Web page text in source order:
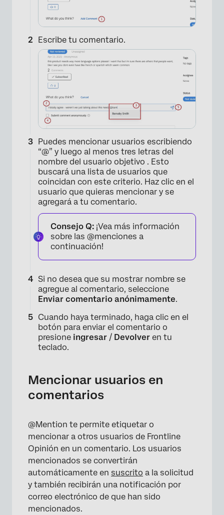
×
×
Escribe tu comentario.
Puedes mencionar usuarios escribiendo
“@” y luego al menos tres letras del
nombre del usuario objetivo . Esto
buscará una lista de usuarios que
coincidan con este criterio. Haz clic en el
usuario que quieras mencionar y se
agregará a tu comentario.
Consejo Q: ¡Vea más información
sobre las @menciones a
continuación!
Si no desea que su mostrar nombre se
agregue al comentario, seleccione
Enviar comentario anónimamente.
Cuando haya terminado, haga clic en el
botón para enviar el comentario o
presione ingresar / Devolver en tu
teclado.
Mencionar usuarios en
comentarios
@Mention te permite etiquetar o
mencionar a otros usuarios de Frontline
Opinión en un comentario. Los usuarios
mencionados se convertirán
automáticamente en suscrito a la solicitud
y también recibirán una notificación por
correo electrónico de que han sido
mencionados.